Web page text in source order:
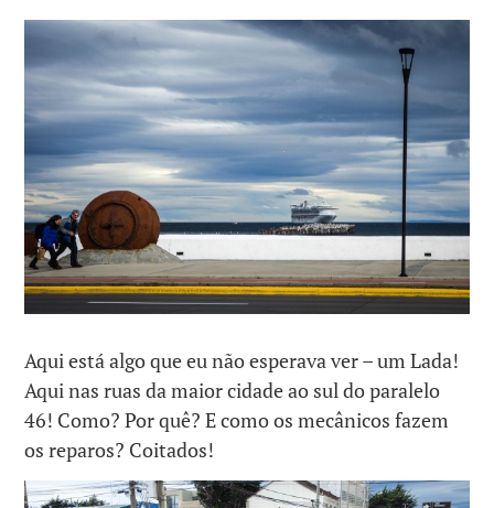
Aqui está algo que eu não esperava ver – um Lada!
Aqui nas ruas da maior cidade ao sul do paralelo
46! Como? Por quê? E como os mecânicos fazem
os reparos? Coitados!